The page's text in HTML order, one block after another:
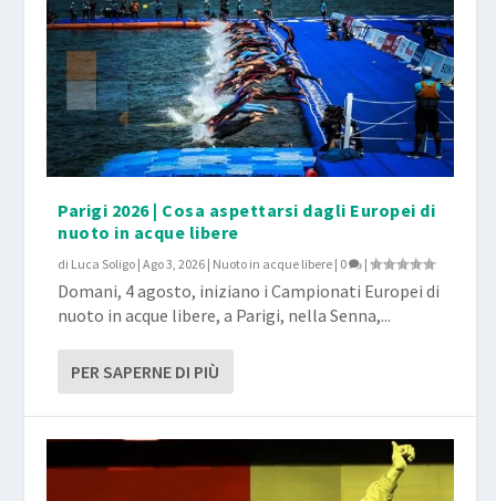
Parigi 2026 | Cosa aspettarsi dagli Europei di
nuoto in acque libere
di Luca Soligo |Ago 3, 2026 | Nuoto in acque libere | 0 |
Domani, 4 agosto, iniziano i Campionati Europei di
nuoto in acque libere, a Parigi, nella Senna,...
PER SAPERNE DI PIÙ